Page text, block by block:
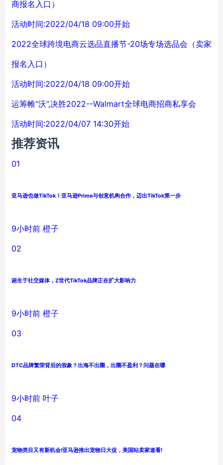
商报名入口）
活动时间:2022/04/18 09:00开始
2022全球跨境电商云选品直播节-20场专场选品会（卖家
报名入口）
活动时间:2022/04/18 09:00开始
运筹帷“沃”,决胜2022--Walmart全球电商招商私享会
活动时间:2022/04/07 14:30开始
推荐资讯
01
亚马逊也做TikTok！亚马逊Prime与创意机构合作，迈出TikTok第一步
9小时前 橙子
02
诞生于社交媒体，Z世代TikTok品牌正在扩大影响力
9小时前 橙子
03
DTC品牌繁荣背后的假象？出海不出圈，出圈不盈利？问题在哪
9小时前 叶子
04
宠物类目又有新机会!亚马逊推出宠物日大促，美国站卖家速看!